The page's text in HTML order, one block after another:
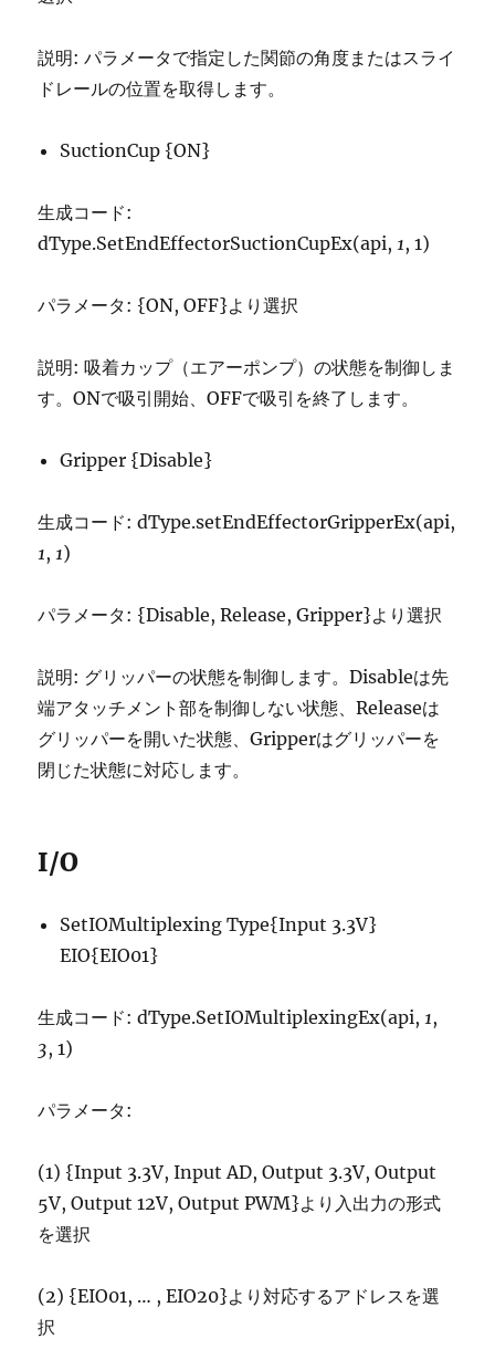
説明: パラメータで指定した関節の角度またはスライ
ドレールの位置を取得します。
SuctionCup {ON}
生成コード:
dType.SetEndEffectorSuctionCupEx(api,1, 1)
パラメータ: {ON, OFF}より選択
説明: 吸着カップ（エアーポンプ）の状態を制御しま
す。ONで吸引開始、OFFで吸引を終了します。
Gripper {Disable}
生成コード: dType.setEndEffectorGripperEx(api,
1,1)
パラメータ: {Disable, Release, Gripper}より選択
説明: グリッパーの状態を制御します。Disableは先
端アタッチメント部を制御しない状態、Releaseは
グリッパーを開いた状態、Gripperはグリッパーを
閉じた状態に対応します。
I/O
SetIOMultiplexing Type{Input 3.3V}
EIO{EIO01}
生成コード: dType.SetIOMultiplexingEx(api,1,
3, 1)
パラメータ:
(1) {Input 3.3V, Input AD, Output 3.3V, Output
5V, Output 12V, Output PWM}より入出力の形式
を選択
(2) {EIO01, … , EIO20}より対応するアドレスを選
択